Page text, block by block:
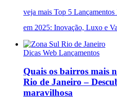
veja mais Top 5
em 2025: Inovação, Luxo e
Dicas Web Lançamentos
Quais os bairros mais
Rio de Janeiro –
maravilhosa